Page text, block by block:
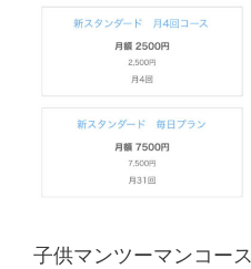
子供マンツーマンコース